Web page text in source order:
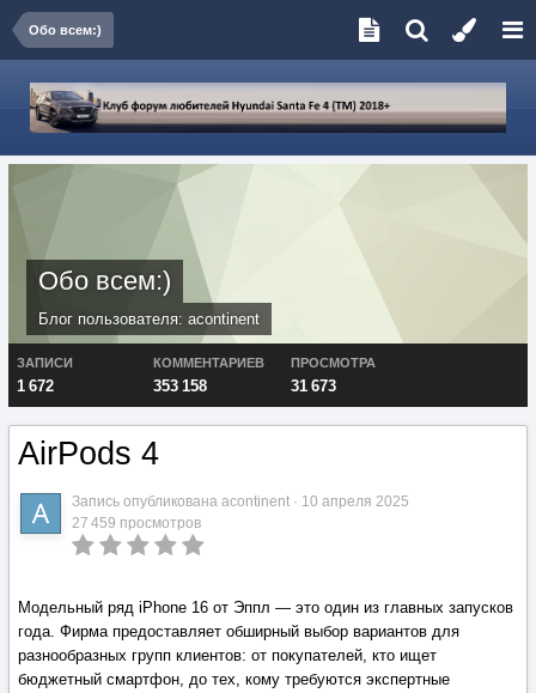
Обо всем:)
Обо всем:)
Блог пользователя: acontinent
ЗАПИСИ
1 672
КОММЕНТАРИЕВ
353 158
ПРОСМОТРА
31 673
AirPods 4
Запись опубликована acontinent · 10 апреля 2025
27 459 просмотров
Модельный ряд iPhone 16 от Эппл — это один из главных запусков
года. Фирма предоставляет обширный выбор вариантов для
разнообразных групп клиентов: от покупателей, кто ищет
бюджетный смартфон, до тех, кому требуются экспертные